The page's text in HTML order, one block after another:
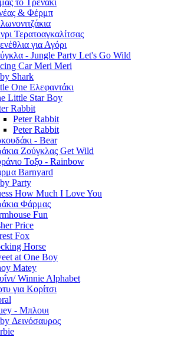
το Τρενάκι
& Φέρμπ
Τερατοαγκαλίτσας
για Αγόρι
- Jungle Party Let's Go Wild
Car Meri Meri
Shark
One Ελεφαντάκι
Little Star Boy
Rabbit
Peter Rabbit
Peter Rabbit
- Bear
Ζούγκλας Get Wild
Τοξο - Rainbow
Barnyard
Party
How Much I Love You
Φάρμας
Fun
Price
Fox
Horse
at One Boy
Matey
Winnie Alphabet
για Κορίτσι
- Μπλουι
Δεινόσαυρος